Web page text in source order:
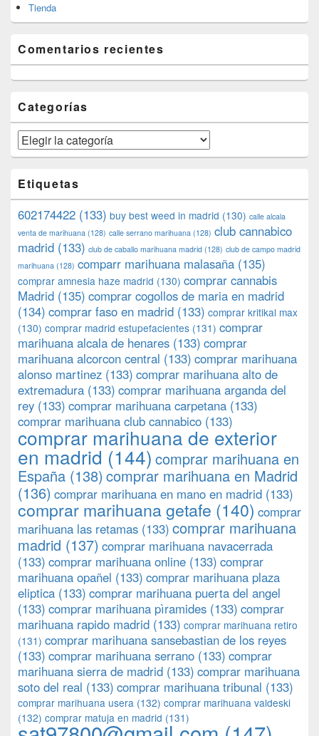
Tienda
Comentarios recientes
Categorías
Categorías
Etiquetas
602174422 (133) buy best weed in madrid (130) calle alcala
venta de marihuana (128) calle serrano marihuana (128) club cannabico
madrid (133) club de caballo marihuana madrid (128) club de campo madrid
marihuana (128) comparr marihuana malasaña (135)
comprar amnesia haze madrid (130) comprar cannabis
Madrid (135) comprar cogollos de maria en madrid
(134) comprar faso en madrid (133) comprar kritikal max
(130) comprar madrid estupefacientes (131) comprar
marihuana alcala de henares (133) comprar
marihuana alcorcon central (133) comprar marihuana
alonso martinez (133) comprar marihuana alto de
extremadura (133) comprar marihuana arganda del
rey (133) comprar marihuana carpetana (133)
comprar marihuana club cannabico (133)
comprar marihuana de exterior
en madrid (144) comprar marihuana en
España (138) comprar marihuana en Madrid
(136) comprar marihuana en mano en madrid (133)
comprar marihuana getafe (140) comprar
marihuana las retamas (133) comprar marihuana
madrid (137) comprar marihuana navacerrada
(133) comprar marihuana online (133) comprar
marihuana opañel (133) comprar marihuana plaza
eliptica (133) comprar marihuana puerta del angel
(133) comprar marihuana pìramides (133) comprar
marihuana rapido madrid (133) comprar marihuana retiro
(131) comprar marihuana sansebastian de los reyes
(133) comprar marihuana serrano (133) comprar
marihuana sierra de madrid (133) comprar marihuana
soto del real (133) comprar marihuana tribunal (133)
comprar marihuana usera (132) comprar marihuana valdeski
(132) comprar matuja en madrid (131)